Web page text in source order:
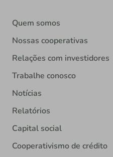
Quem somos
Nossas cooperativas
Relações com investidores
Trabalhe conosco
Notícias
Relatórios
Capital social
Cooperativismo de crédito